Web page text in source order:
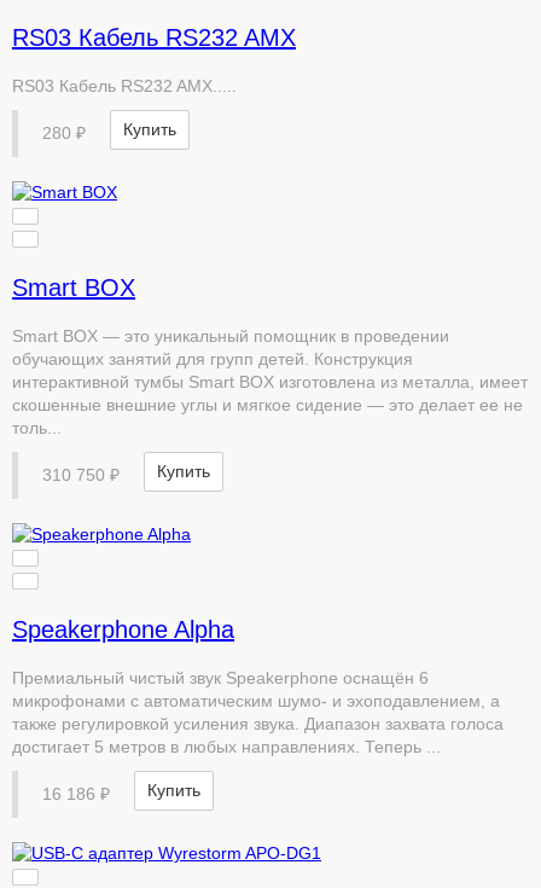
RS03 Кабель RS232 AMX
RS03 Кабель RS232 AMX.....
280 ₽ Купить
Smart BOX
Smart BOX — это уникальный помощник в проведении
обучающих занятий для групп детей. Конструкция
интерактивной тумбы Smart BOX изготовлена из металла, имеет
скошенные внешние углы и мягкое сидение — это делает ее не
толь...
310 750 ₽ Купить
Speakerphone Alpha
Премиальный чистый звук Speakerphone оснащён 6
микрофонами с автоматическим шумо- и эхоподавлением, а
также регулировкой усиления звука. Диапазон захвата голоса
достигает 5 метров в любых направлениях. Теперь ...
16 186 ₽ Купить